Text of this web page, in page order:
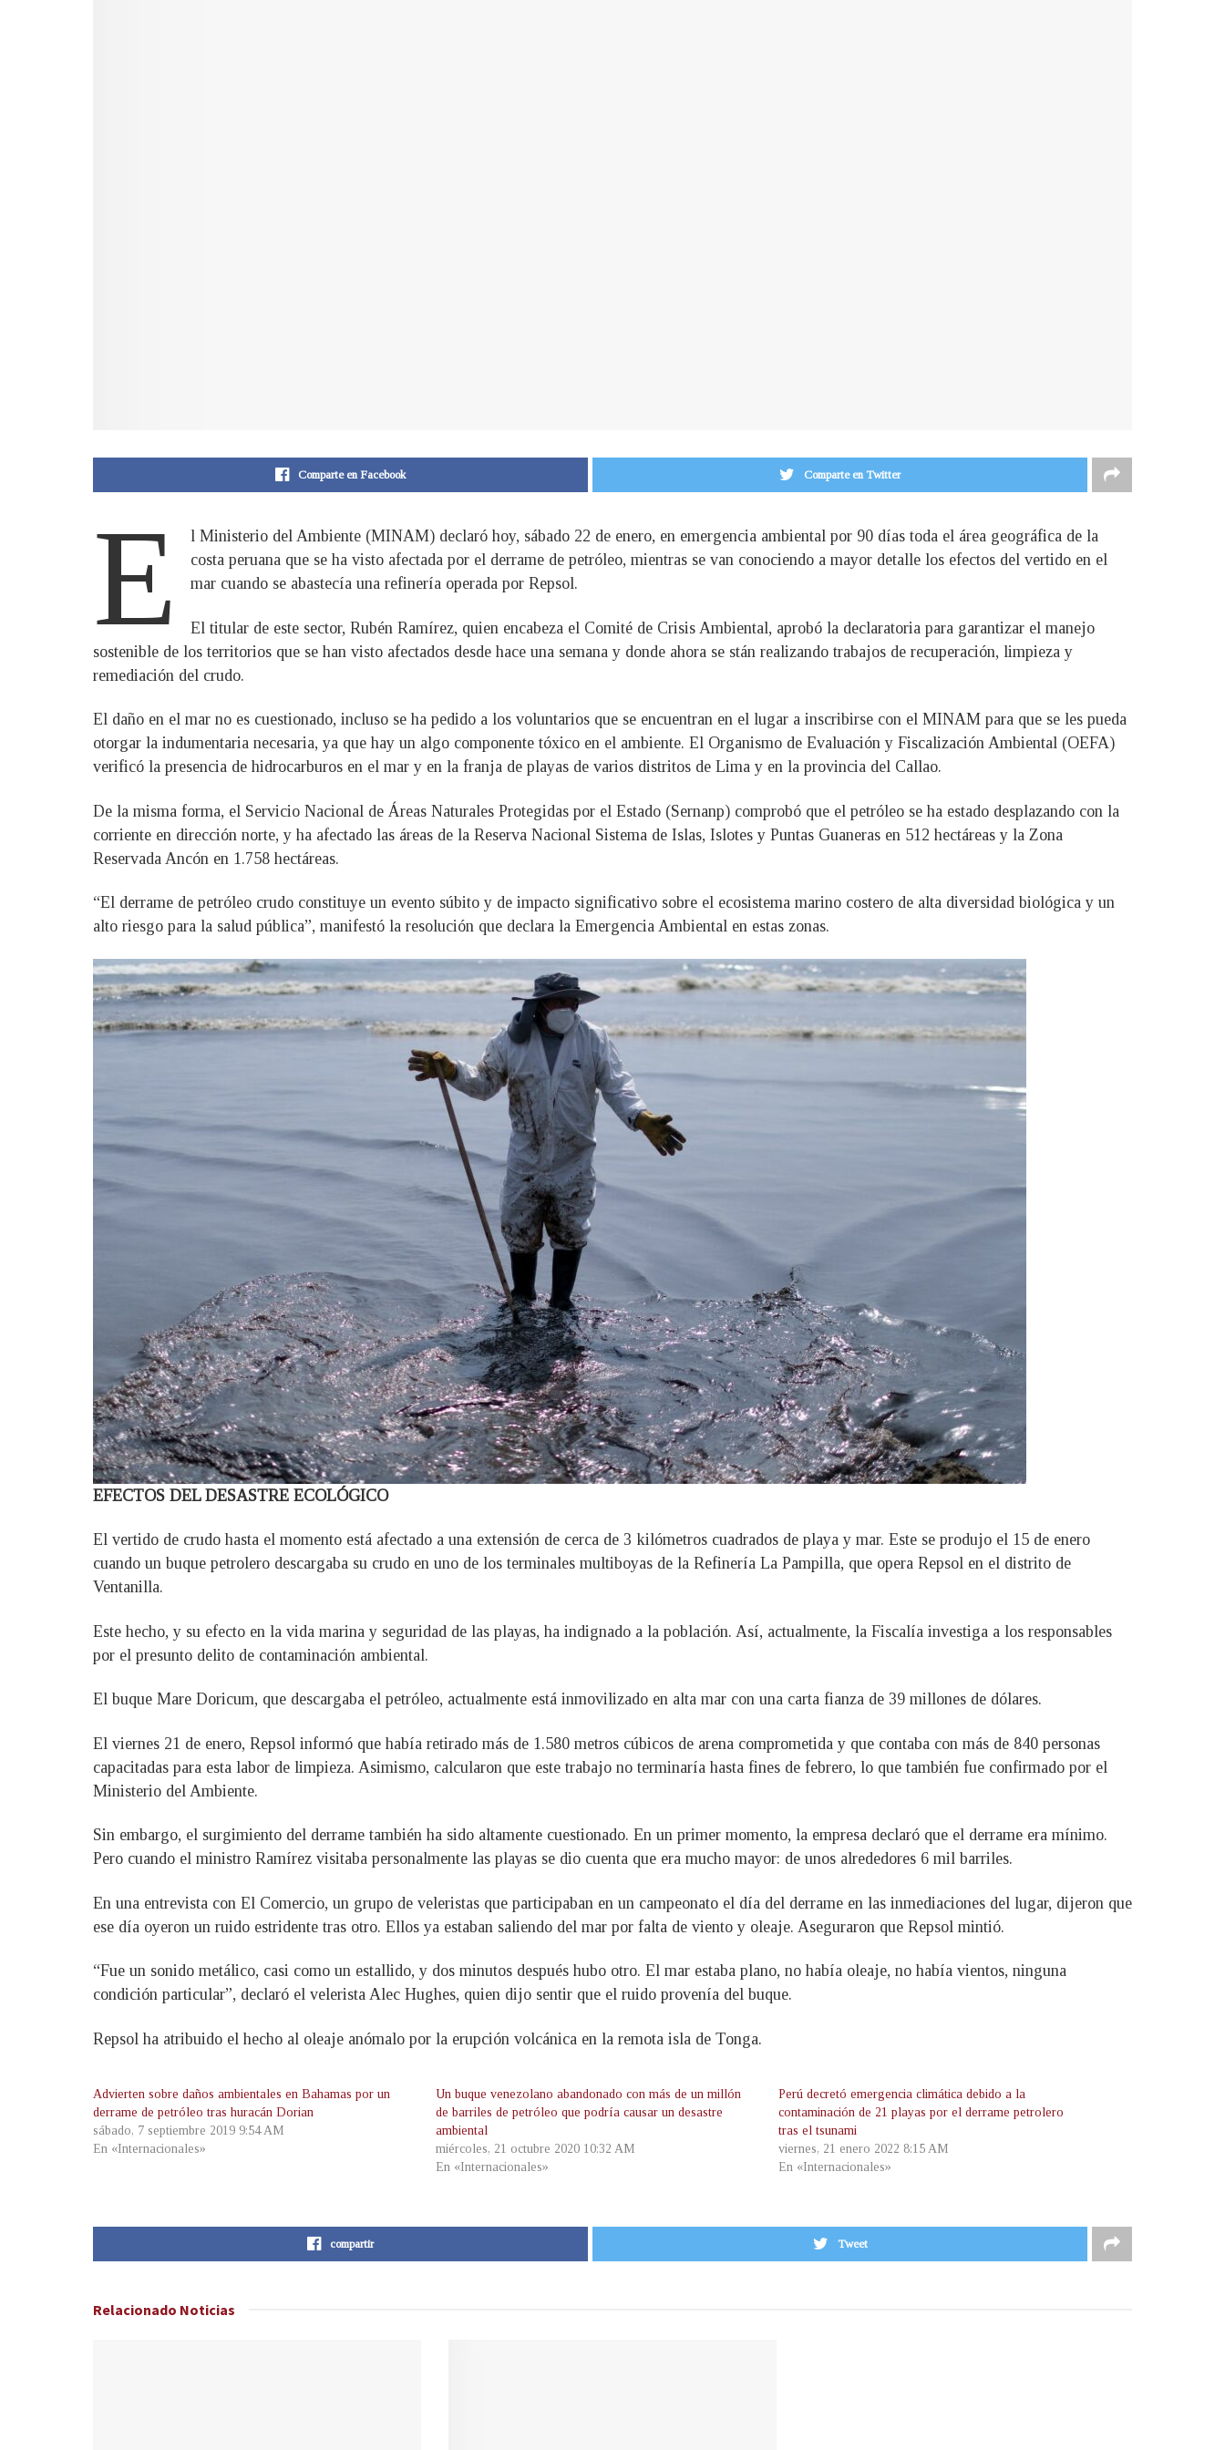
Comparte en Facebook Comparte en Twitter
E
l Ministerio del Ambiente (MINAM) declaró hoy, sábado 22 de enero, en emergencia ambiental por 90 días toda el área geográfica de la
costa peruana que se ha visto afectada por el derrame de petróleo, mientras se van conociendo a mayor detalle los efectos del vertido en el
mar cuando se abastecía una refinería operada por Repsol.
El titular de este sector, Rubén Ramírez, quien encabeza el Comité de Crisis Ambiental, aprobó la declaratoria para garantizar el manejo
sostenible de los territorios que se han visto afectados desde hace una semana y donde ahora se stán realizando trabajos de recuperación, limpieza y
remediación del crudo.
El daño en el mar no es cuestionado, incluso se ha pedido a los voluntarios que se encuentran en el lugar a inscribirse con el MINAM para que se les pueda
otorgar la indumentaria necesaria, ya que hay un algo componente tóxico en el ambiente. El Organismo de Evaluación y Fiscalización Ambiental (OEFA)
verificó la presencia de hidrocarburos en el mar y en la franja de playas de varios distritos de Lima y en la provincia del Callao.
De la misma forma, el Servicio Nacional de Áreas Naturales Protegidas por el Estado (Sernanp) comprobó que el petróleo se ha estado desplazando con la
corriente en dirección norte, y ha afectado las áreas de la Reserva Nacional Sistema de Islas, Islotes y Puntas Guaneras en 512 hectáreas y la Zona
Reservada Ancón en 1.758 hectáreas.
“El derrame de petróleo crudo constituye un evento súbito y de impacto significativo sobre el ecosistema marino costero de alta diversidad biológica y un
alto riesgo para la salud pública”, manifestó la resolución que declara la Emergencia Ambiental en estas zonas.
EFECTOS DEL DESASTRE ECOLÓGICO
El vertido de crudo hasta el momento está afectado a una extensión de cerca de 3 kilómetros cuadrados de playa y mar. Este se produjo el 15 de enero
cuando un buque petrolero descargaba su crudo en uno de los terminales multiboyas de la Refinería La Pampilla, que opera Repsol en el distrito de
Ventanilla.
Este hecho, y su efecto en la vida marina y seguridad de las playas, ha indignado a la población. Así, actualmente, la Fiscalía investiga a los responsables
por el presunto delito de contaminación ambiental.
El buque Mare Doricum, que descargaba el petróleo, actualmente está inmovilizado en alta mar con una carta fianza de 39 millones de dólares.
El viernes 21 de enero, Repsol informó que había retirado más de 1.580 metros cúbicos de arena comprometida y que contaba con más de 840 personas
capacitadas para esta labor de limpieza. Asimismo, calcularon que este trabajo no terminaría hasta fines de febrero, lo que también fue confirmado por el
Ministerio del Ambiente.
Sin embargo, el surgimiento del derrame también ha sido altamente cuestionado. En un primer momento, la empresa declaró que el derrame era mínimo.
Pero cuando el ministro Ramírez visitaba personalmente las playas se dio cuenta que era mucho mayor: de unos alrededores 6 mil barriles.
En una entrevista con El Comercio, un grupo de veleristas que participaban en un campeonato el día del derrame en las inmediaciones del lugar, dijeron que
ese día oyeron un ruido estridente tras otro. Ellos ya estaban saliendo del mar por falta de viento y oleaje. Aseguraron que Repsol mintió.
“Fue un sonido metálico, casi como un estallido, y dos minutos después hubo otro. El mar estaba plano, no había oleaje, no había vientos, ninguna
condición particular”, declaró el velerista Alec Hughes, quien dijo sentir que el ruido provenía del buque.
Repsol ha atribuido el hecho al oleaje anómalo por la erupción volcánica en la remota isla de Tonga.
Advierten sobre daños ambientales en Bahamas por un
derrame de petróleo tras huracán Dorian
sábado, 7 septiembre 2019 9:54 AM
En «Internacionales»
Un buque venezolano abandonado con más de un millón
de barriles de petróleo que podría causar un desastre
ambiental
miércoles, 21 octubre 2020 10:32 AM
En «Internacionales»
Perú decretó emergencia climática debido a la
contaminación de 21 playas por el derrame petrolero
tras el tsunami
viernes, 21 enero 2022 8:15 AM
En «Internacionales»
compartir Tweet
Relacionado Noticias